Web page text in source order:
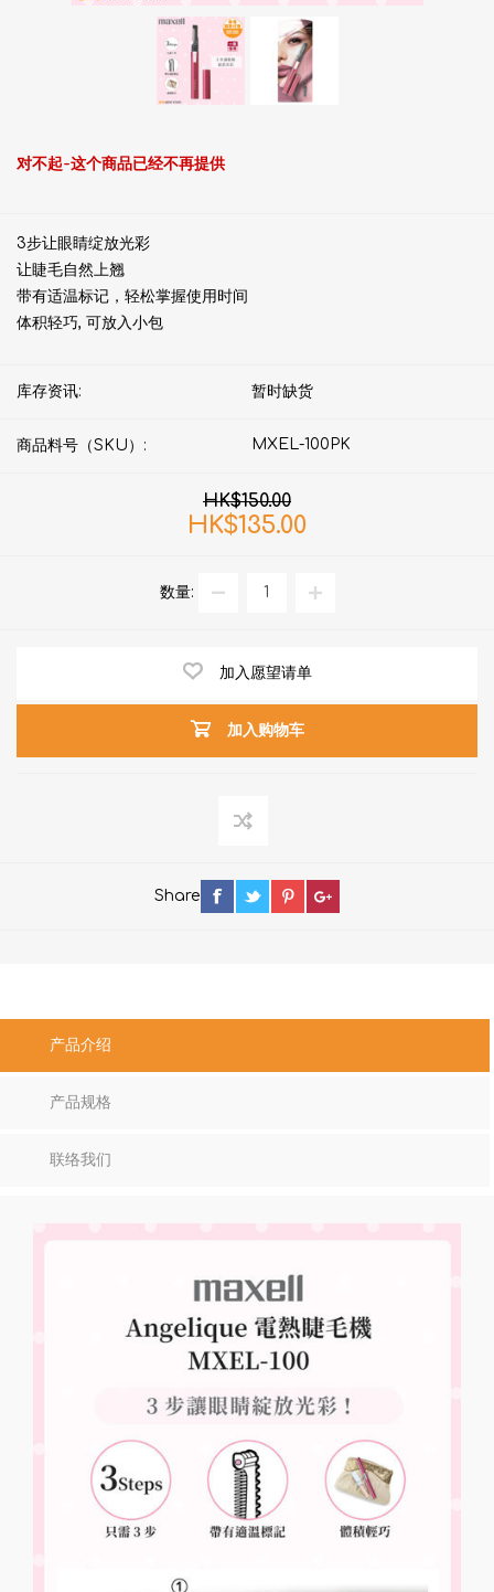
对不起-这个商品已经不再提供
3步让眼睛绽放光彩
让睫毛自然上翘
带有适温标记，轻松掌握使用时间
体积轻巧, 可放入小包
库存资讯: 暂时缺货
商品料号（SKU）: MXEL-100PK
HK$150.00
HK$135.00
数量:
加入愿望请单
加入购物车
Share
产品介绍
产品规格
联络我们